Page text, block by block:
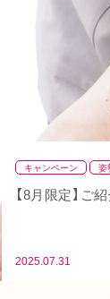
キャンペーン 姿
骨盤矯正
【8月限定】ご
2025.07.31